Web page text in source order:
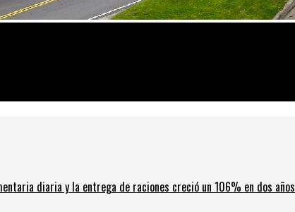
diaria y la entrega de raciones creció un 106% en dos años